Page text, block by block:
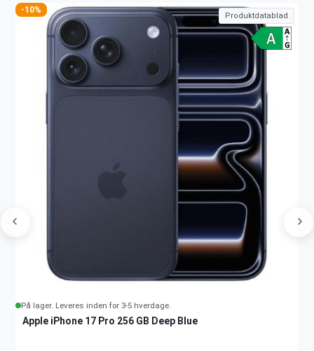
-10%
På lager. Leveres inden for 3-5 hverdage.
Apple iPhone 17 Pro 256 GB Deep Blue
Produktdatablad